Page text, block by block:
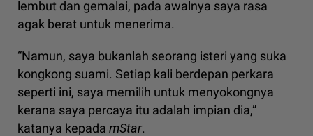
lembut dan gemalai, pada awalnya saya rasa
agak berat untuk menerima.
“Namun, saya bukanlah seorang isteri yang suka
kongkong suami. Setiap kali berdepan perkara
seperti ini, saya memilih untuk menyokongnya
kerana saya percaya itu adalah impian dia,”
katanya kepada mStar.